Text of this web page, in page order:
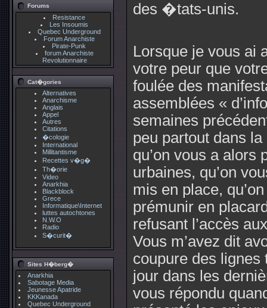
Forums
Resistance
Les Insoumis
Quebec Underground
Forum Anarchiste
Pirate-Punk
forum Anarchiste
Revolutionnaire
Cat�gories
Alternatives
Anarchisme
Anglais
Appel
Autres
Citations
�cologie
International
Millitantisme
Recettes v�g�
Th�orie
Video
Anarkhia
Blackblock
Grece
Informatique\Internet
luttes autochtones
N.W.O
Radio
S�curit�
Sites H�berg�
Anarkhia
Sabotage Media
Jeunesse Apatride
KKKanada
Quebec Underground
des �tats-unis.
Lorsque je vous ai
votre peur que
foulée des
assemblées «
semaines
peu partout dans
qu’on vous a alors
urbaines, qu’on
mis en place,
prémunir en
refusant l’accès
Vous m’avez dit
coupure des lignes
jour dans les
vous répondu